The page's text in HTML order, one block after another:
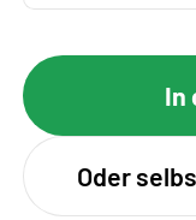
In
Oder